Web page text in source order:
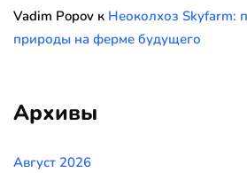
Vadim Popov к Неоколхоз Skyfarm:
природы на ферме будущего
Архивы
Август 2026